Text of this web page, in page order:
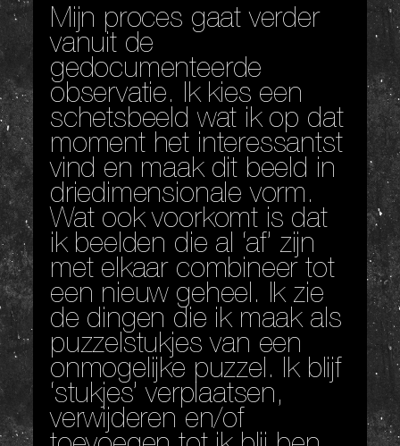
Mijn proces gaat verder
vanuit de
gedocumenteerde
observatie. Ik kies een
schetsbeeld wat ik op dat
moment het interessantst
vind en maak dit beeld in
driedimensionale vorm.
Wat ook voorkomt is dat
ik beelden die al ‘af’ zijn
met elkaar combineer tot
een nieuw geheel. Ik zie
de dingen die ik maak als
puzzelstukjes van een
onmogelijke puzzel. Ik blijf
‘stukjes’ verplaatsen,
verwijderen en/of